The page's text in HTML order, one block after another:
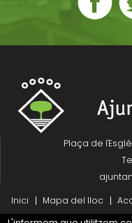
Plaça de
Inici
Mapa del lloc